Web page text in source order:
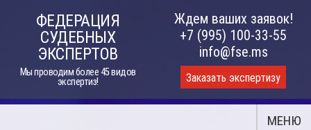
ФЕДЕРАЦИЯ
СУДЕБНЫХ
ЭКСПЕРТОВ
Мы проводим более 45 видов
экспертиз!
Ждем ваших заявок!
+7 (995) 100-33-55
info@fse.ms
Заказать экспертизу
МЕНЮ